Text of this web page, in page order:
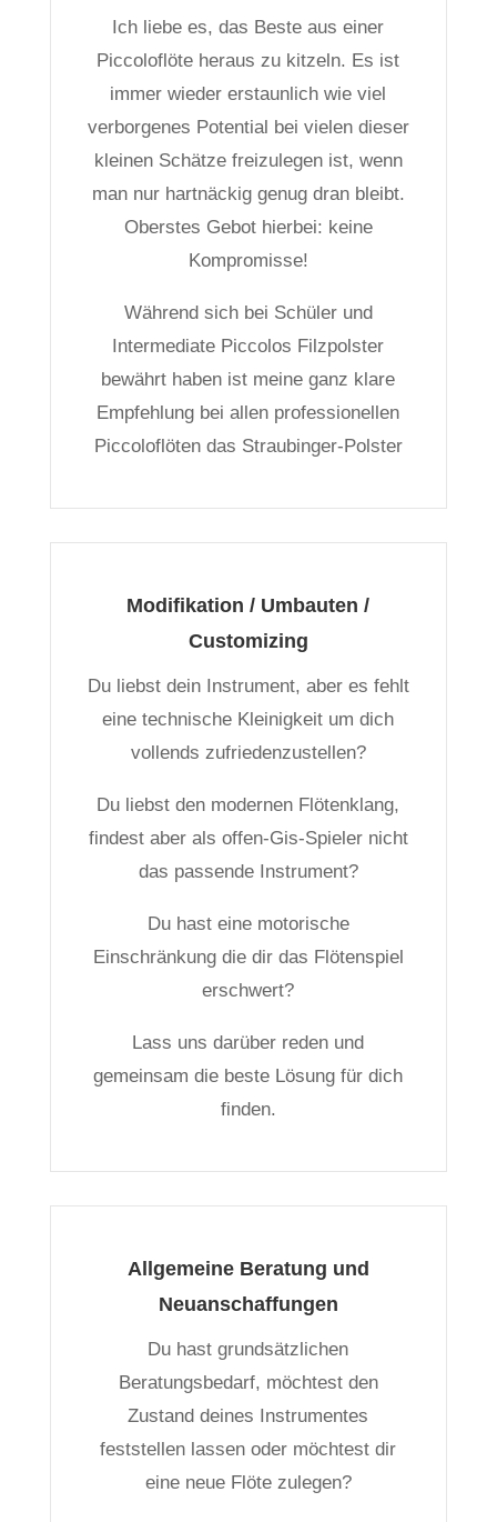
Ich liebe es, das Beste aus einer
Piccoloflöte heraus zu kitzeln. Es ist
immer wieder erstaunlich wie viel
verborgenes Potential bei vielen dieser
kleinen Schätze freizulegen ist, wenn
man nur hartnäckig genug dran bleibt.
Oberstes Gebot hierbei: keine
Kompromisse!
Während sich bei Schüler und
Intermediate Piccolos Filzpolster
bewährt haben ist meine ganz klare
Empfehlung bei allen professionellen
Piccoloflöten das Straubinger-Polster
Modifikation / Umbauten /
Customizing
Du liebst dein Instrument, aber es fehlt
eine technische Kleinigkeit um dich
vollends zufriedenzustellen?
Du liebst den modernen Flötenklang,
findest aber als offen-Gis-Spieler nicht
das passende Instrument?
Du hast eine motorische
Einschränkung die dir das Flötenspiel
erschwert?
Lass uns darüber reden und
gemeinsam die beste Lösung für dich
finden.
Allgemeine Beratung und
Neuanschaffungen
Du hast grundsätzlichen
Beratungsbedarf, möchtest den
Zustand deines Instrumentes
feststellen lassen oder möchtest dir
eine neue Flöte zulegen?